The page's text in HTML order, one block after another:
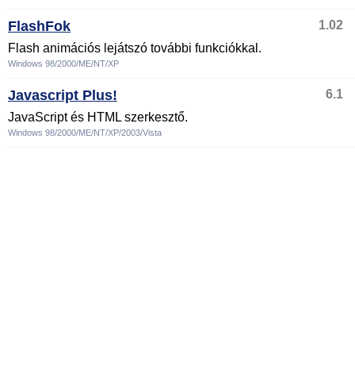
FlashFok
1.02
Flash animációs lejátszó további funkciókkal.
Windows 98/2000/ME/NT/XP
Javascript Plus!
6.1
JavaScript és HTML szerkesztő.
Windows 98/2000/ME/NT/XP/2003/Vista